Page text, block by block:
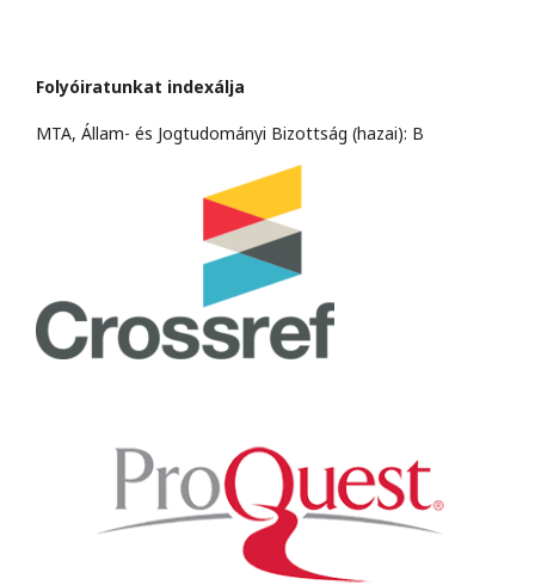
Folyóiratunkat indexálja
MTA, Állam- és Jogtudományi Bizottság (hazai): B